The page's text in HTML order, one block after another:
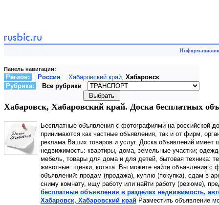
Панель навигации:
Регион: Россия Хабаровский край, Хабаровск
Рубрика:
Все рубрики
Хабаровск, Хабаровский край. Доска бесплатных
Бесплатные объявления с фотографиями на российской
принимаются как частные объявления, так и от фирм,
реклама Ваших товаров и услуг. Доска объявлений имеет
недвижимость: квартиры, дома, земельные участки;
мебель, товары для дома и для детей, бытовая техника:
животные: щенки, котята. Вы можете найти объявления с
объявлений: продам (продажа), куплю (покупка), сдам в
сниму комнату, ищу работу или найти работу (резюме),
бесплатные объявления в разделах недвижимость,
Хабаровск, Хабаровский край Разместить объявление